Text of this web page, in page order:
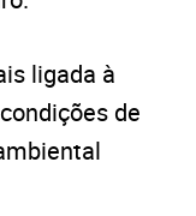
ligada à
de